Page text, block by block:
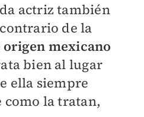
actriz también
de la
mexicano
bien al lugar
ella siempre
como la tratan,